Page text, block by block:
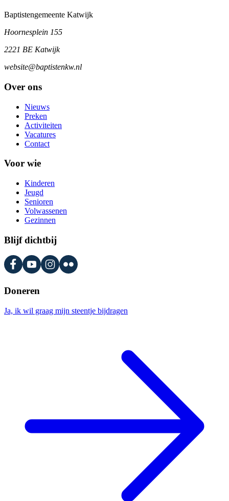
Baptistengemeente Katwijk
Hoornesplein 155
2221 BE Katwijk
website@baptistenkw.nl
Over ons
Nieuws
Preken
Activiteiten
Vacatures
Contact
Voor wie
Kinderen
Jeugd
Senioren
Volwassenen
Gezinnen
Blijf dichtbij
Doneren
Ja, ik wil graag mijn steentje bijdragen